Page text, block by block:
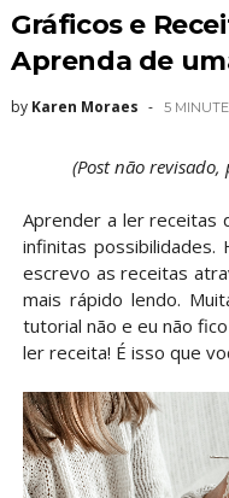
Gráficos e
Aprenda de
by Karen Moraes 5 MINUTE
(Post não
Aprender a ler receitas
infinitas
escrevo as receitas
mais rápido lendo.
tutorial não e eu não
ler receita! É isso que